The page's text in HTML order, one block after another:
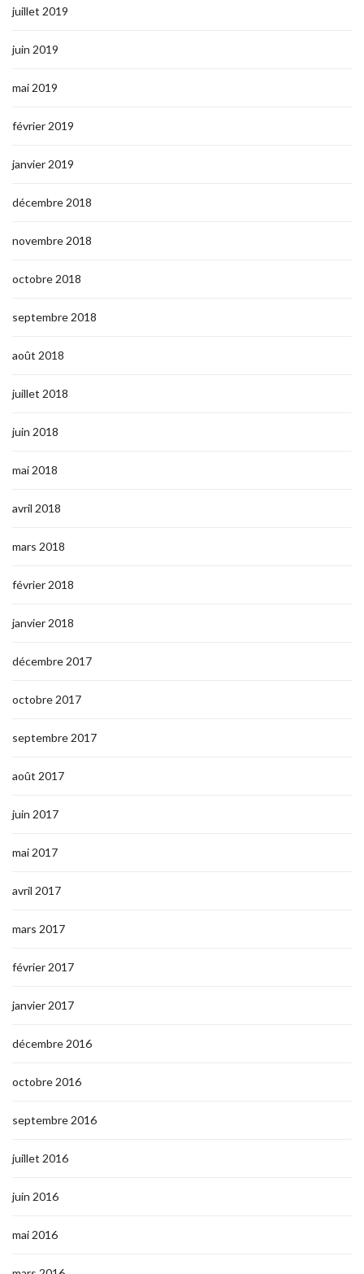
juillet 2019
juin 2019
mai 2019
février 2019
janvier 2019
décembre 2018
novembre 2018
octobre 2018
septembre 2018
août 2018
juillet 2018
juin 2018
mai 2018
avril 2018
mars 2018
février 2018
janvier 2018
décembre 2017
octobre 2017
septembre 2017
août 2017
juin 2017
mai 2017
avril 2017
mars 2017
février 2017
janvier 2017
décembre 2016
octobre 2016
septembre 2016
juillet 2016
juin 2016
mai 2016